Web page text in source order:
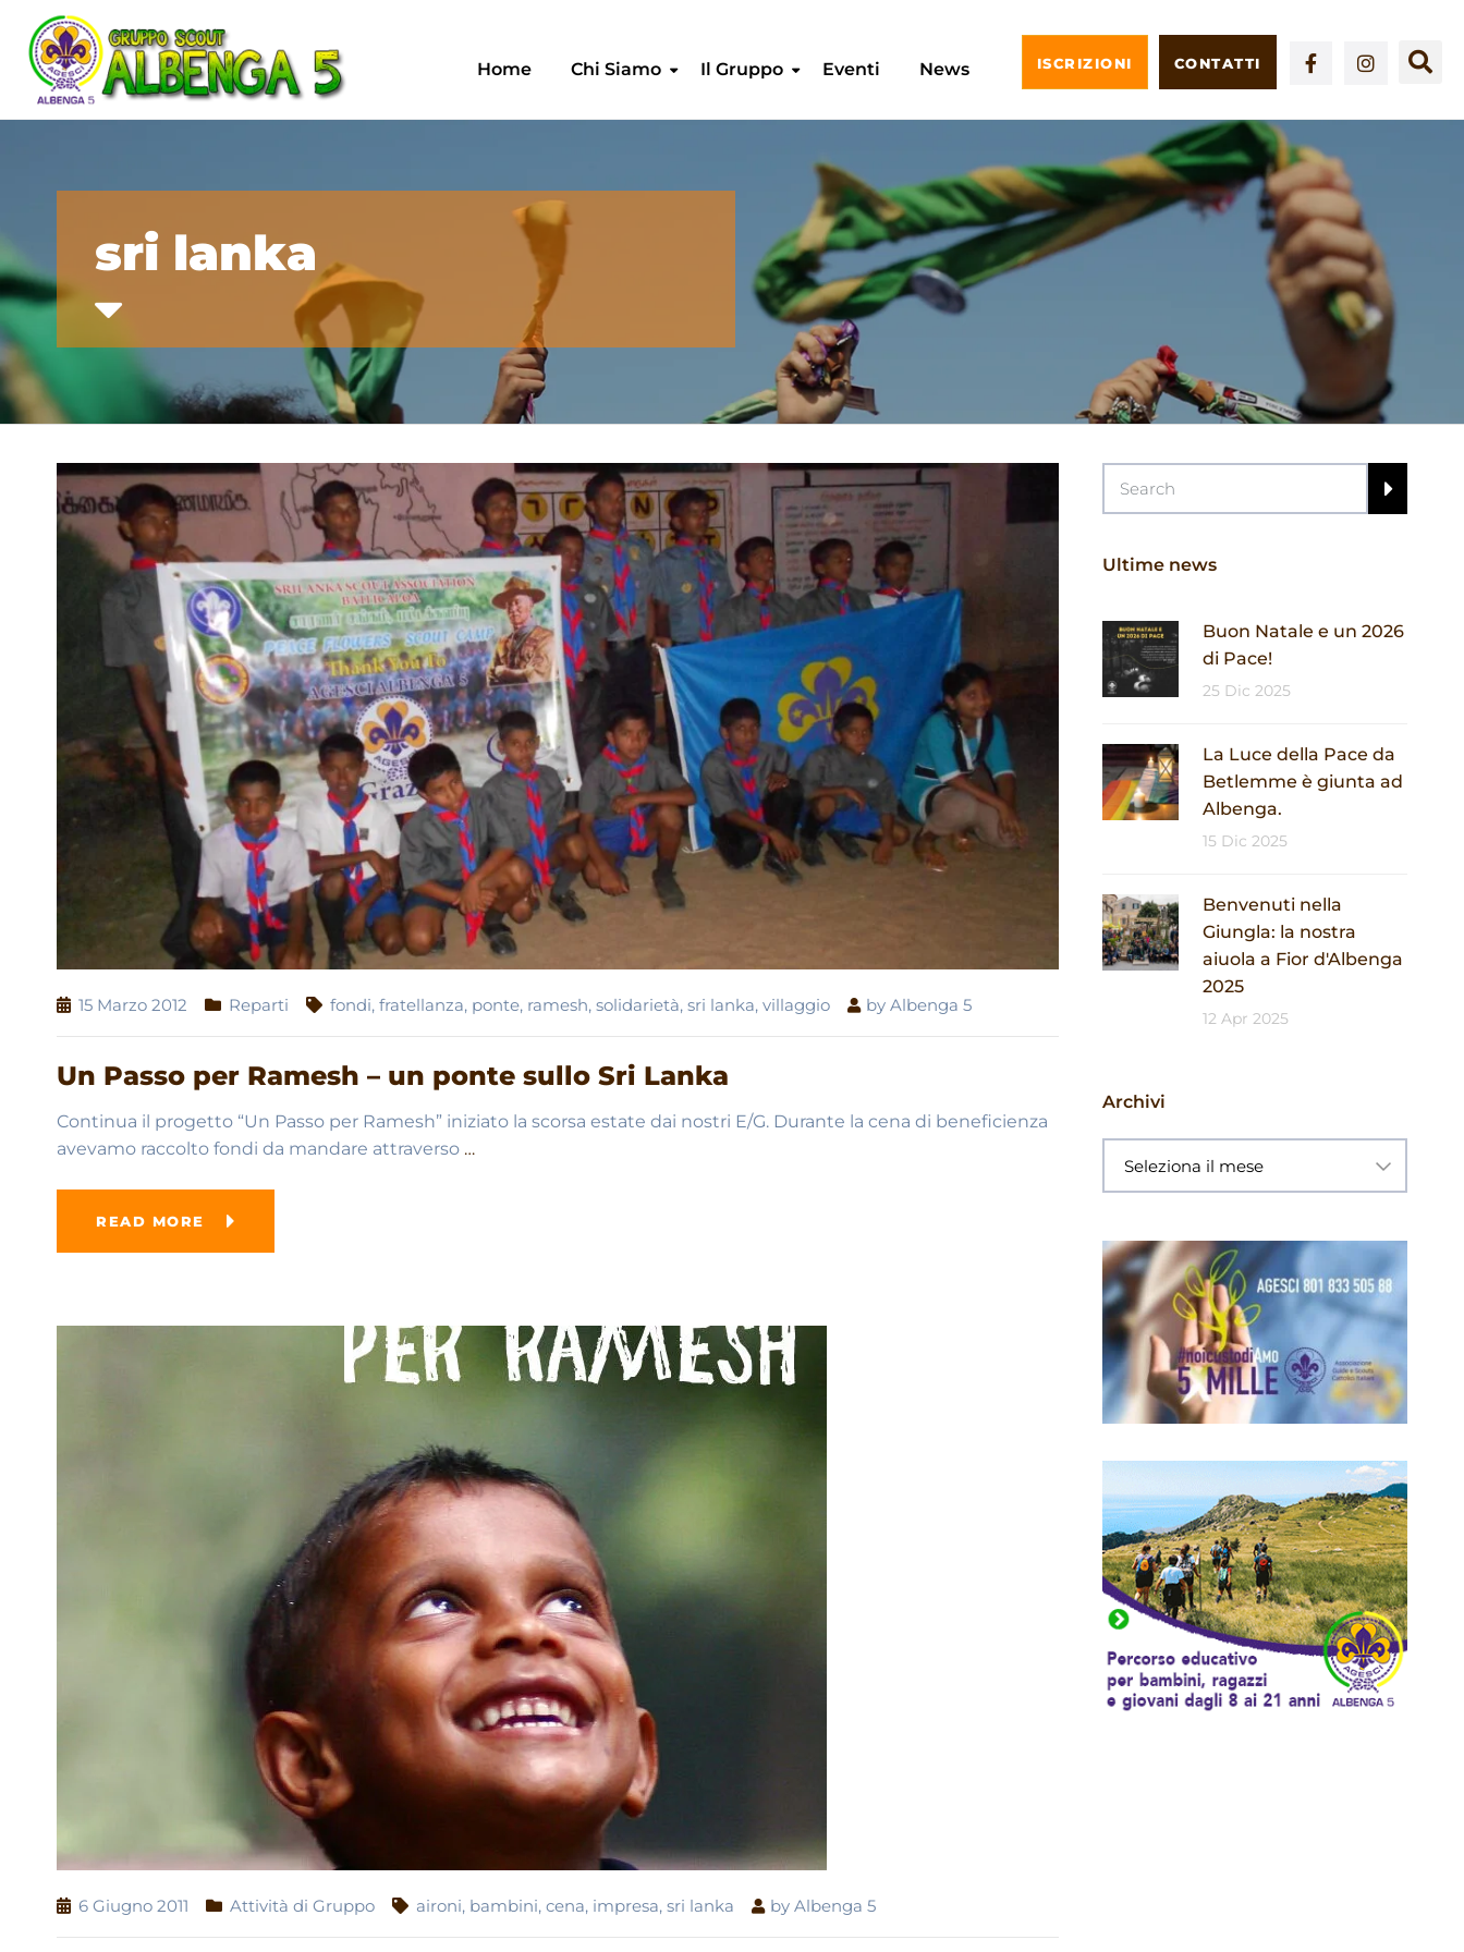
Home Chi Siamo Il Gruppo Eventi News ISCRIZIONI CONTATTI
sri lanka
15 Marzo 2012 Reparti fondi, fratellanza, ponte, ramesh, solidarietà, sri lanka, villaggio by Albenga 5
Un Passo per Ramesh – un ponte sullo Sri Lanka
Continua il progetto “Un Passo per Ramesh” iniziato la scorsa estate dai nostri E/G. Durante la cena di beneficienza
avevamo raccolto fondi da mandare attraverso …
READ MORE
6 Giugno 2011 Attività di Gruppo aironi, bambini, cena, impresa, sri lanka by Albenga 5
Ultime news
Buon Natale e un 2026
di Pace!
25 Dic 2025
La Luce della Pace da
Betlemme è giunta ad
Albenga.
15 Dic 2025
Benvenuti nella
Giungla: la nostra
aiuola a Fior d'Albenga
2025
12 Apr 2025
Archivi